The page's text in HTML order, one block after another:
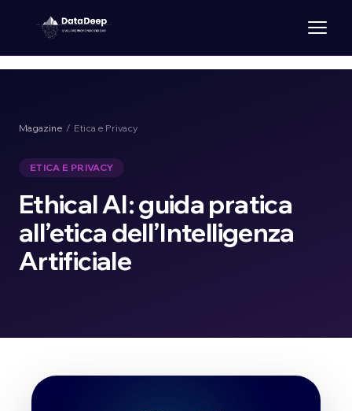
Magazine / Etica e Privacy
ETICA E PRIVACY
Ethical AI: guida pratica
all’etica dell’Intelligenza
Artificiale